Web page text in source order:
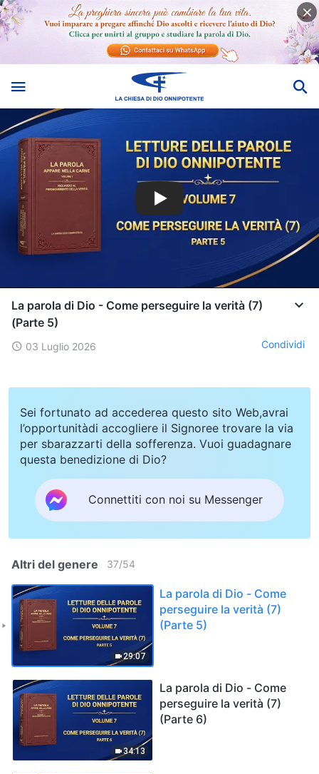
La parola di Dio - Come perseguire la verità (7)
(Parte 5)
03 Luglio 2026 Condividi
Sei fortunato ad accederea questo sito Web,avrai
l’opportunitàdi accogliere il Signoree trovare la via
per sbarazzarti della sofferenza. Vuoi guadagnare
questa benedizione di Dio?
Connettiti con noi su Messenger
Altri del genere 37/54
29:07
La parola di Dio - Come
perseguire la verità (7)
(Parte 5)
34:13
La parola di Dio - Come
perseguire la verità (7)
(Parte 6)